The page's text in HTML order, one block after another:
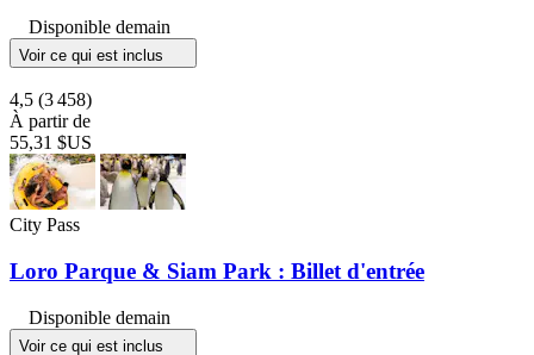
Disponible demain
Voir ce qui est inclus
4,5 (3 458)
À partir de
55,31 $US
City Pass
Loro Parque & Siam Park : Billet d'entrée
Disponible demain
Voir ce qui est inclus